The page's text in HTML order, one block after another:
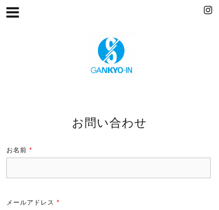
お問い合わせ
お名前 *
メールアドレス *